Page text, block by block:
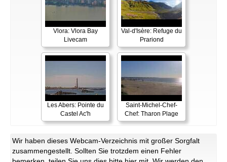
Vlora: Vlora Bay
Livecam
Val-d'Isère: Refuge du
Prariond
Les Abers: Pointe du
Castel Ac'h
Saint-Michel-Chef-
Chef: Tharon Plage
Wir haben dieses Webcam-Verzeichnis mit großer Sorgfalt
zusammengestellt. Sollten Sie trotzdem einen Fehler